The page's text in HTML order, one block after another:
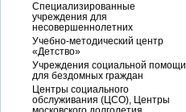
Специализированные
учреждения для
несовершеннолетних
Учебно-методический центр
«Детство»
Учреждения социальной помощи
для бездомных граждан
Центры социального
обслуживания (ЦСО), Центры